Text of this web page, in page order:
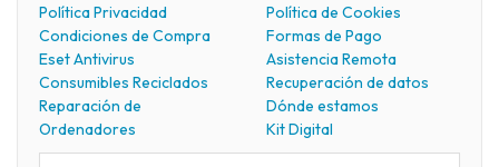
Política Privacidad
Política de Cookies
Condiciones de Compra
Formas de Pago
Eset Antivirus
Asistencia Remota
Consumibles Reciclados
Recuperación de datos
Reparación de
Ordenadores
Dónde estamos
Kit Digital